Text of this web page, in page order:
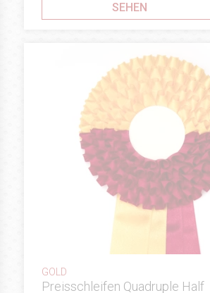
SEHEN
GOLD
Preisschleifen Quadruple Half